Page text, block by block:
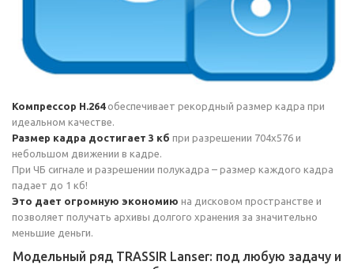
Компрессор H.264обеспечивает рекордный размер кадра при
идеальном качестве.
Размер кадра достигает 3 кб при разрешении 704х576 и
небольшом движении в кадре.
При ЧБ сигнале и разрешении полукадра – размер каждого кадра
падает до 1 кб!
Это дает огромную экономию на дисковом пространстве и
позволяет получать архивы долгого хранения за значительно
меньшие деньги.
Модельный ряд TRASSIR Lanser: под любую задачу и